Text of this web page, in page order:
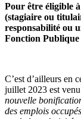
Pour être éligible
(stagiaire ou
responsabilité ou
Fonction
C’est d’ailleurs en
juillet 2023 est
nouvelle
des emplois